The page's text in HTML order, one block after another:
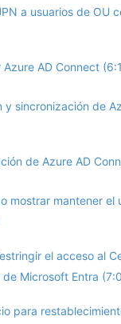
a usuarios de OU
Azure AD Connect
y sincronización de
de Azure AD
mostrar mantener el
el acceso al
Microsoft Entra
para